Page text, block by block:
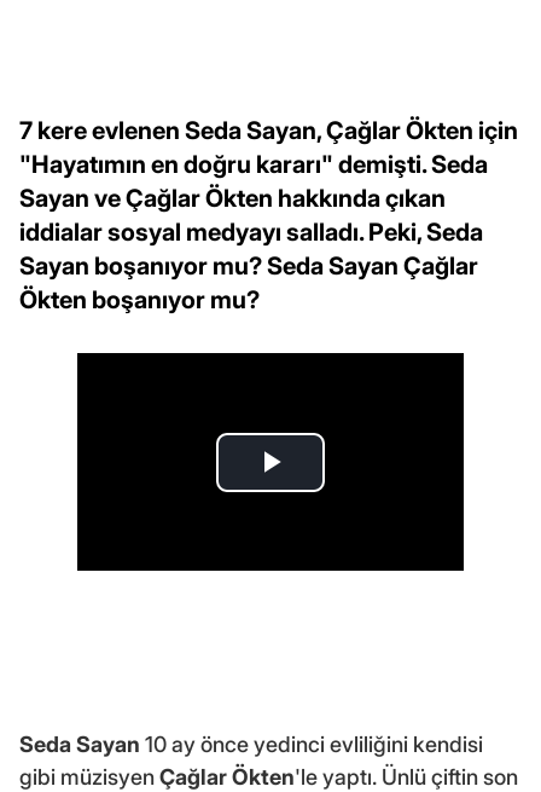
7 kere evlenen Seda Sayan, Çağlar Ökten için
"Hayatımın en doğru kararı" demişti. Seda
Sayan ve Çağlar Ökten hakkında çıkan
iddialar sosyal medyayı salladı. Peki, Seda
Sayan boşanıyor mu? Seda Sayan Çağlar
Ökten boşanıyor mu?
Seda Sayan 10 ay önce yedinci evliliğini kendisi
gibi müzisyenÇağlar Ökten'le yaptı. Ünlü çiftin son